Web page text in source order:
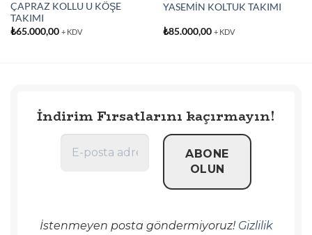
ÇAPRAZ KOLLU U KÖŞE
TAKIMI
₺65.000,00 + KDV
YASEMİN KOLTUK TAKIMI
₺85.000,00 + KDV
İndirim Fırsatlarını kaçırmayın!
İstenmeyen posta göndermiyoruz! Gizlilik